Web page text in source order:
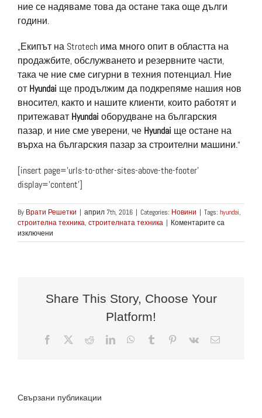
ние се надяваме това да остане така още дълги
години.
„Екипът на Strotech има много опит в областта на
продажбите, обслужването и резервните части,
така че ние сме сигурни в техния потенциал. Ние
от Hyundai ще продължим да подкрепяме нашия нов
вносител, както и нашите клиенти, които работят и
притежават Hyundai оборудване на българския
пазар, и ние сме уверени, че Hyundai ще остане на
върха на българския пазар за строителни машини.“
[insert page=’urls-to-other-sites-above-the-footer’
display=’content’]
By Врати Решетки | април 7th, 2016 | Categories: Новини | Tags: hyundai,
строителна техника, строителната техника | Коментарите са
изключени
Hyundai
строителна
Share This Story, Choose Your
Platform!
Facebook RedditLinkedInWhatsApp
Tumblr Pinterest
Vk
Свързани публикации